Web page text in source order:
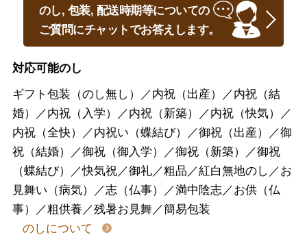
のし, 包装, 配送時期等についての
ご質問にチャットでお答えします。
対応可能のし
ギフト包装（のし無し）／内祝（出産）／内祝（結
婚）／内祝（入学）／内祝（新築）／内祝（快気）／
内祝（全快）／内祝い（蝶結び）／御祝（出産）／御
祝（結婚）／御祝（御入学）／御祝（新築）／御祝
（蝶結び）／快気祝／御礼／粗品／紅白無地のし／お
見舞い（病気）／志（仏事）／満中陰志／お供（仏
事）／粗供養／残暑お見舞／簡易包装
のしについて